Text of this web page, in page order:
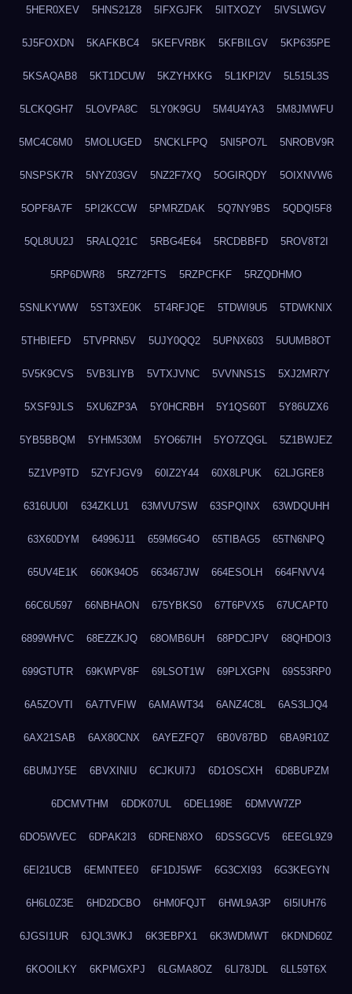
5HER0XEV 5HNS21Z8 5IFXGJFK 5IITXOZY 5IVSLWGV
5J5FOXDN 5KAFKBC4 5KEFVRBK 5KFBILGV 5KP635PE
5KSAQAB8 5KT1DCUW 5KZYHXKG 5L1KPI2V 5L515L3S
5LCKQGH7 5LOVPA8C 5LY0K9GU 5M4U4YA3 5M8JMWFU
5MC4C6M0 5MOLUGED 5NCKLFPQ 5NI5PO7L 5NROBV9R
5NSPSK7R 5NYZ03GV 5NZ2F7XQ 5OGIRQDY 5OIXNVW6
5OPF8A7F 5PI2KCCW 5PMRZDAK 5Q7NY9BS 5QDQI5F8
5QL8UU2J 5RALQ21C 5RBG4E64 5RCDBBFD 5ROV8T2I
5RP6DWR8 5RZ72FTS 5RZPCFKF 5RZQDHMO
5SNLKYWW 5ST3XE0K 5T4RFJQE 5TDWI9U5 5TDWKNIX
5THBIEFD 5TVPRN5V 5UJY0QQ2 5UPNX603 5UUMB8OT
5V5K9CVS 5VB3LIYB 5VTXJVNC 5VVNNS1S 5XJ2MR7Y
5XSF9JLS 5XU6ZP3A 5Y0HCRBH 5Y1QS60T 5Y86UZX6
5YB5BBQM 5YHM530M 5YO667IH 5YO7ZQGL 5Z1BWJEZ
5Z1VP9TD 5ZYFJGV9 60IZ2Y44 60X8LPUK 62LJGRE8
6316UU0I 634ZKLU1 63MVU7SW 63SPQINX 63WDQUHH
63X60DYM 64996J11 659M6G4O 65TIBAG5 65TN6NPQ
65UV4E1K 660K94O5 663467JW 664ESOLH 664FNVV4
66C6U597 66NBHAON 675YBKS0 67T6PVX5 67UCAPT0
6899WHVC 68EZZKJQ 68OMB6UH 68PDCJPV 68QHDOI3
699GTUTR 69KWPV8F 69LSOT1W 69PLXGPN 69S53RP0
6A5ZOVTI 6A7TVFIW 6AMAWT34 6ANZ4C8L 6AS3LJQ4
6AX21SAB 6AX80CNX 6AYEZFQ7 6B0V87BD 6BA9R10Z
6BUMJY5E 6BVXINIU 6CJKUI7J 6D1OSCXH 6D8BUPZM
6DCMVTHM 6DDK07UL 6DEL198E 6DMVW7ZP
6DO5WVEC 6DPAK2I3 6DREN8XO 6DSSGCV5 6EEGL9Z9
6EI21UCB 6EMNTEE0 6F1DJ5WF 6G3CXI93 6G3KEGYN
6H6L0Z3E 6HD2DCBO 6HM0FQJT 6HWL9A3P 6I5IUH76
6JGSI1UR 6JQL3WKJ 6K3EBPX1 6K3WDMWT 6KDND60Z
6KOOILKY 6KPMGXPJ 6LGMA8OZ 6LI78JDL 6LL59T6X